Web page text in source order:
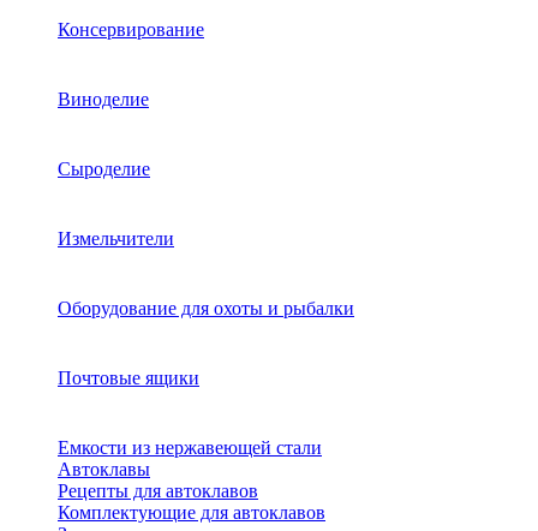
Консервирование
Виноделие
Сыроделие
Измельчители
Оборудование для охоты и рыбалки
Почтовые ящики
Емкости из нержавеющей стали
Автоклавы
Рецепты для автоклавов
Комплектующие для автоклавов